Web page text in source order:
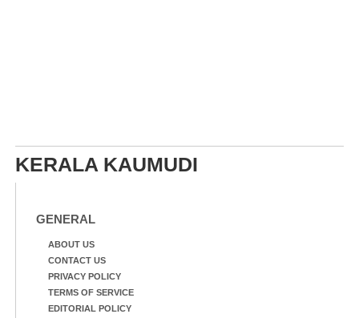
KERALA KAUMUDI
GENERAL
ABOUT US
CONTACT US
PRIVACY POLICY
TERMS OF SERVICE
EDITORIAL POLICY